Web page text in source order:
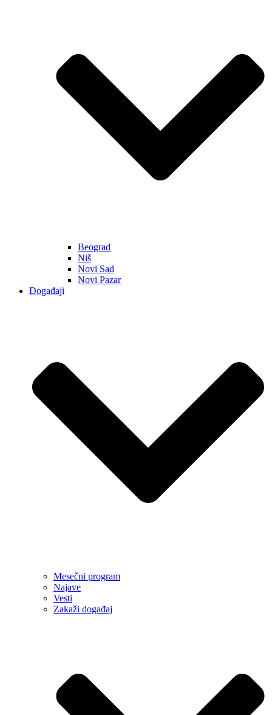
Beograd
Niš
Novi Sad
Novi Pazar
Događaji
Mesečni program
Najave
Vesti
Zakaži događaj